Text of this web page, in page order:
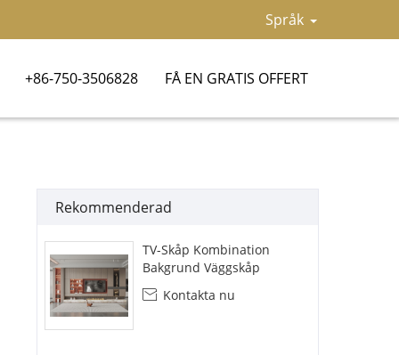
Språk
+86-750-3506828 FÅ EN GRATIS OFFERT
Rekommenderad
TV-Skåp Kombination
Bakgrund Väggskåp
 Kontakta nu